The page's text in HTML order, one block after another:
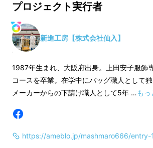
イミングが予定より前後する場合がご
ざいますので予めご了承下さいませ。
※消費税、送料込み
※発送は郵便局のクリックポストにて
ご指定ができませんのですがポスト投
お受け取りできますので予めご了承く
プロジェクト実行者
新進工房【株式会社仙入】
1987年生まれ、大阪府出身。上田安子服飾
コースを卒業。在学中にバッグ職人として
メーカーからの下請け職人として5年 …もっ
https://ameblo.jp/mashmaro666/entry-